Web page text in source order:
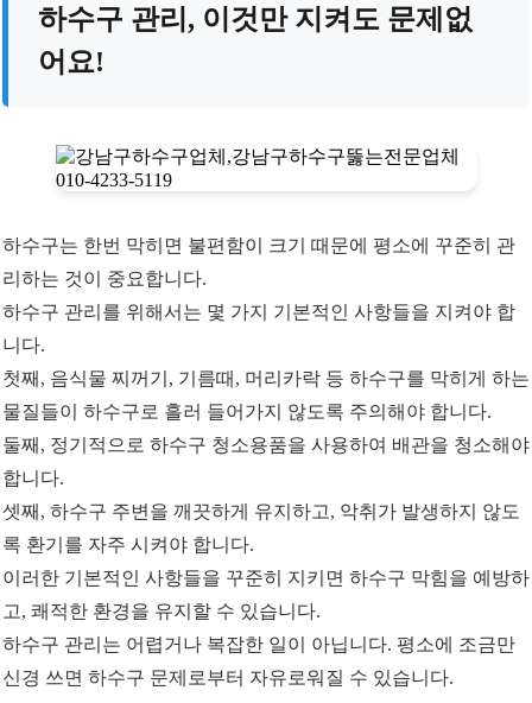
하수구 관리, 이것만 지켜도 문제없
어요!
하수구는 한번 막히면 불편함이 크기 때문에 평소에 꾸준히 관
리하는 것이 중요합니다.
하수구 관리를 위해서는 몇 가지 기본적인 사항들을 지켜야 합
니다.
첫째, 음식물 찌꺼기, 기름때, 머리카락 등 하수구를 막히게 하는
물질들이 하수구로 흘러 들어가지 않도록 주의해야 합니다.
둘째, 정기적으로 하수구 청소용품을 사용하여 배관을 청소해야
합니다.
셋째, 하수구 주변을 깨끗하게 유지하고, 악취가 발생하지 않도
록 환기를 자주 시켜야 합니다.
이러한 기본적인 사항들을 꾸준히 지키면 하수구 막힘을 예방하
고, 쾌적한 환경을 유지할 수 있습니다.
하수구 관리는 어렵거나 복잡한 일이 아닙니다. 평소에 조금만
신경 쓰면 하수구 문제로부터 자유로워질 수 있습니다.